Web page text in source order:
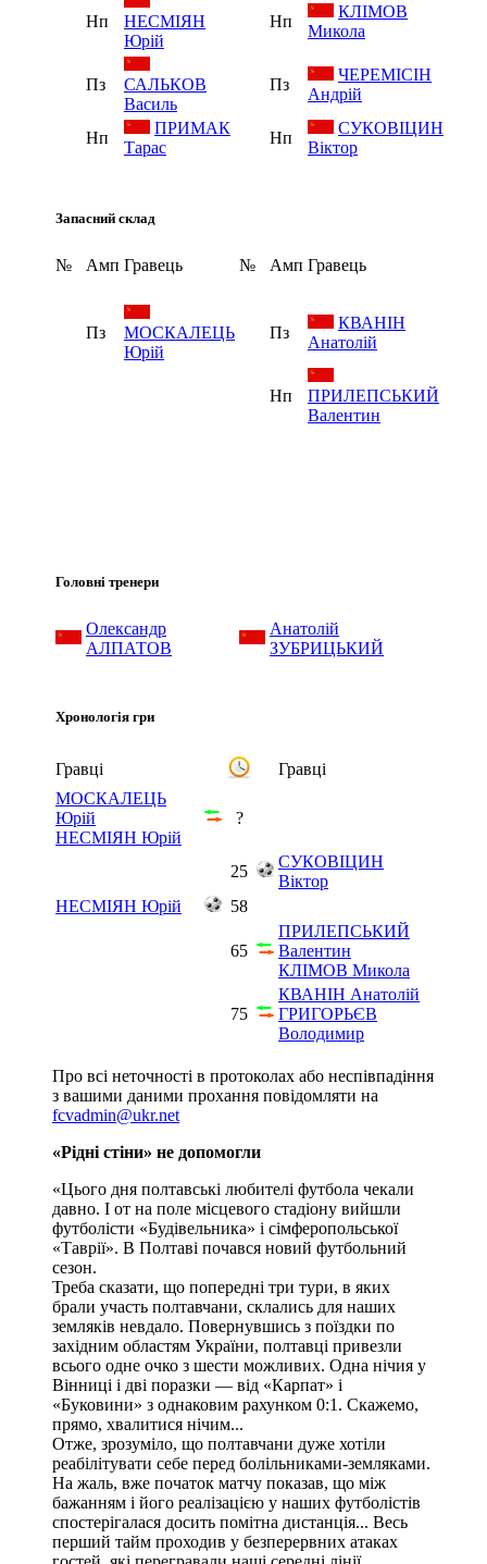
Нп
НЕСМІЯН
Юрій
Нп
КЛІМОВ
Микола
Пз
САЛЬКОВ
Василь
Пз
ЧЕРЕМІСІН
Андрій
Нп
ПРИМАК
Тарас
Нп
СУКОВІЦИН
Віктор
Запасний склад
№ Амп Гравець № Амп Гравець
Пз
МОСКАЛЕЦЬ
Юрій
Пз
КВАНІН
Анатолій
Нп
ПРИЛЕПСЬКИЙ
Валентин
Головні тренери
Олександр
АЛПАТОВ
Анатолій
ЗУБРИЦЬКИЙ
Хронологія гри
Гравці
Гравці
МОСКАЛЕЦЬ
Юрій
НЕСМІЯН Юрій
?
25
СУКОВІЦИН
Віктор
НЕСМІЯН Юрій
58
65
ПРИЛЕПСЬКИЙ
Валентин
КЛІМОВ Микола
75
КВАНІН Анатолій
ГРИГОРЬЄВ
Володимир
Про всі неточності в протоколах або неспівпадіння
з вашими даними прохання повідомляти на
fcvadmin@ukr.net
«Рідні стіни» не допомогли
«Цього дня полтавські любителі футбола чекали
давно. І от на поле місцевого стадіону вийшли
футболісти «Будівельника» і сімферопольської
«Таврії». В Полтаві почався новий футбольний
сезон.
Треба сказати, що попередні три тури, в яких
брали участь полтавчани, склались для наших
земляків невдало. Повернувшись з поїздки по
західним областям України, полтавці привезли
всього одне очко з шести можливих. Одна нічия у
Вінниці і дві поразки — від «Карпат» і
«Буковини» з однаковим рахунком 0:1. Скажемо,
прямо, хвалитися нічим...
Отже, зрозуміло, що полтавчани дуже хотіли
реабілітувати себе перед болільниками-земляками.
На жаль, вже початок матчу показав, що між
бажанням і його реалізацією у наших футболістів
спостерігалася досить помітна дистанція... Весь
перший тайм проходив у безперервних атаках